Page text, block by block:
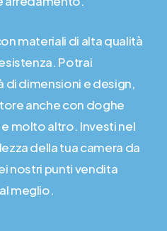
materiali di alta qualità
Potrai
di dimensioni e design,
anche con doghe
molto altro. Investi nel
della tua camera da
nostri punti vendita
meglio.